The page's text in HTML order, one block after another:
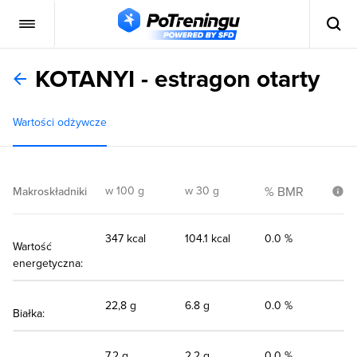
KOTANYI - estragon otarty
Wartości odżywcze
Makroskładniki w 100 g w 30 g % BMR
Wartość
energetyczna:
347 kcal 104.1 kcal 0.0 %
Białka:
22,8 g 6.8 g 0.0 %